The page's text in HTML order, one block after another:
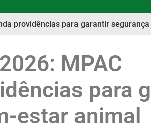
providências para garantir
MPAC
para
estar animal